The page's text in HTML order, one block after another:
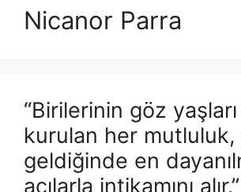
Nicanor Parra
“Birilerinin göz
kurulan her mutluluk,
geldiğinde en
acılarla intikamını